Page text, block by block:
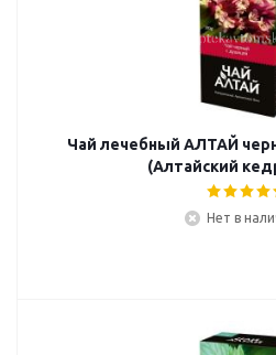
Чай лечебный АЛТАЙ
(Алтайский
Нет в